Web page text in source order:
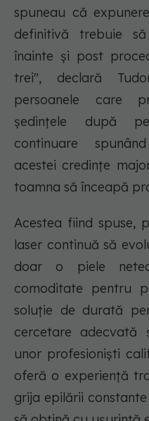
spuneau că
definitivă trebuie
înainte și post
trei", declară
persoanele care
ședințele după
continuare
acestei credințe
toamna să înceapă
Acestea fiind spuse,
laser continuă să
doar o piele
comoditate pentru
soluție de durată
cercetare adecvată
unor profesioniști
oferă o experiență
grija epilării